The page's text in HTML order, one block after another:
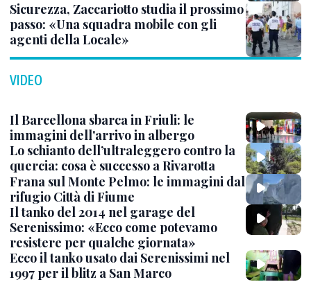
Sicurezza, Zaccariotto studia il prossimo
passo: «Una squadra mobile con gli
agenti della Locale»
VIDEO
Il Barcellona sbarca in Friuli: le
immagini dell'arrivo in albergo
Lo schianto dell’ultraleggero contro la
quercia: cosa è successo a Rivarotta
Frana sul Monte Pelmo: le immagini dal
rifugio Città di Fiume
Il tanko del 2014 nel garage del
Serenissimo: «Ecco come potevamo
resistere per qualche giornata»
Ecco il tanko usato dai Serenissimi nel
1997 per il blitz a San Marco